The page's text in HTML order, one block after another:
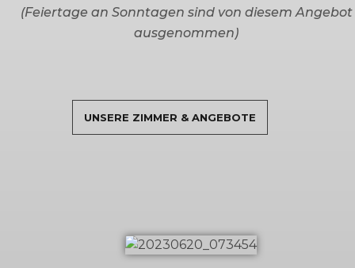
(Feiertage an Sonntagen sind von diesem Angebot
ausgenommen)
UNSERE ZIMMER & ANGEBOTE